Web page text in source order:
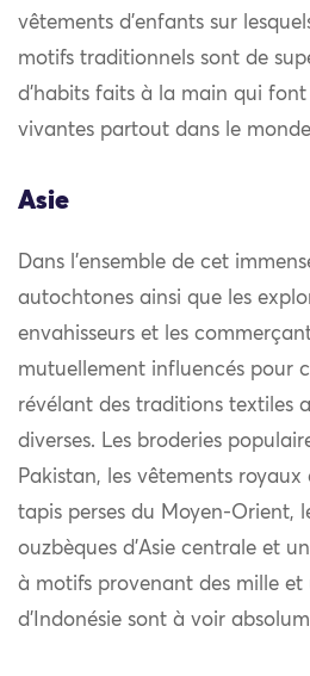
vêtements d’enfants sur
motifs traditionnels sont de
d’habits faits à la main qui
vivantes partout dans le
Asie
Dans l’ensemble de cet
autochtones ainsi que les
envahisseurs et les
mutuellement influencés pour
révélant des traditions textiles
diverses. Les broderies
Pakistan, les vêtements royaux
tapis perses du Moyen-Orient,
ouzbèques d’Asie centrale et
à motifs provenant des mille et
d’Indonésie sont à voir